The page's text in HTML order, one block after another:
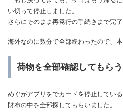
い切って停止しました。
さらにそのまま再発行の手続きまで完了
海外なのに数分で全部終わったので、本
荷物を全部確認してもらう
めぐがアプリをでカードを停止してい
財布の中を全部探してもらいました。